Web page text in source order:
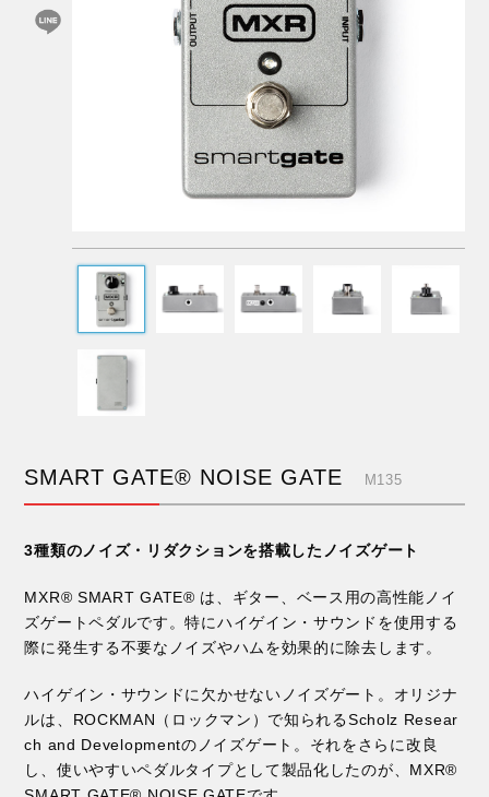
SMART GATE® NOISE GATE M135
3種類のノイズ・リダクションを搭載したノイズゲート
MXR® SMART GATE® は、ギター、ベース用の高性能ノイ
ズゲートペダルです。特にハイゲイン・サウンドを使用する
際に発生する不要なノイズやハムを効果的に除去します。
ハイゲイン・サウンドに欠かせないノイズゲート。オリジナ
ルは、ROCKMAN（ロックマン）で知られるScholz Resear
ch and Developmentのノイズゲート。それをさらに改良
し、使いやすいペダルタイプとして製品化したのが、MXR®